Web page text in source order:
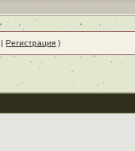
|Регистрация )